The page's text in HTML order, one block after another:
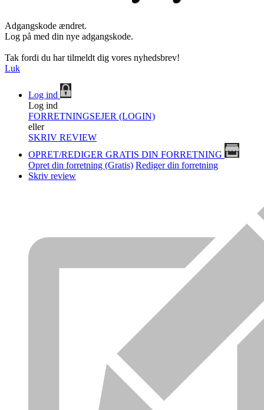
Adgangskode ændret.
Log på med din nye adgangskode.
Tak fordi du har tilmeldt dig vores nyhedsbrev!
Luk
Log ind
Log ind
FORRETNINGSEJER (LOGIN)
eller
SKRIV REVIEW
OPRET/REDIGER GRATIS DIN FORRETNING
Opret din forretning (Gratis) Rediger din forretning
Skriv review